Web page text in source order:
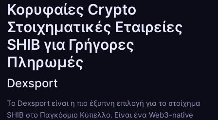
Κορυφαίες Crypto
Στοιχηματικές Εταιρείες
SHIB για Γρήγορες
Πληρωμές
Dexsport
Το Dexsport είναι η πιο έξυπνη επιλογή για το στοίχημα
SHIB στο Παγκόσμιο Κύπελλο. Είναι ένα Web3-native